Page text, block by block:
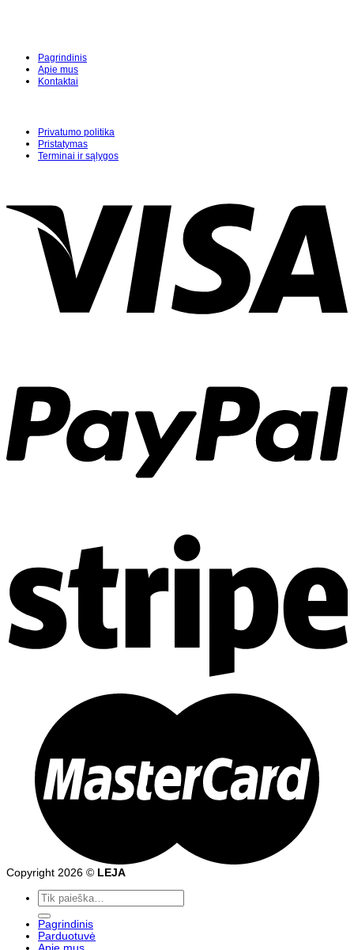
Pagrindinis
Apie mus
Kontaktai
Privatumo politika
Pristatymas
Terminai ir sąlygos
Copyright 2026 © LEJA
Ieškoti:
Pagrindinis
Parduotuvė
Apie mus